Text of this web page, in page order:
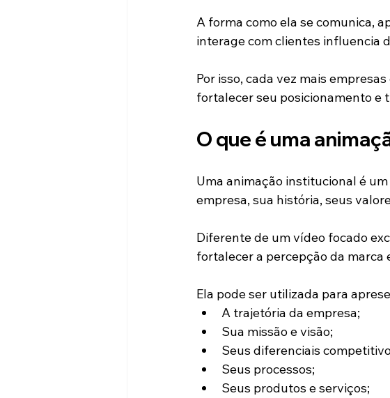
A forma como ela se comunica,
interage com clientes influencia
Por isso, cada vez mais
fortalecer seu posicionamento e
O que é uma
Uma animação institucional é
empresa, sua história, seus
Diferente de um vídeo focado
fortalecer a percepção da marca
Ela pode ser utilizada para
A trajetória da empresa;
Sua missão e visão;
Seus diferenciais
Seus processos;
Seus produtos e serviços;